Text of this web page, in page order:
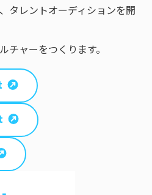
タレントオーディションを開
チャーをつくります。